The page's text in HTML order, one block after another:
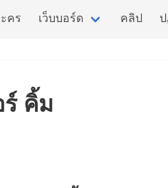
คร เว็บบอร์ด คลิป
ร์ คิ้ม